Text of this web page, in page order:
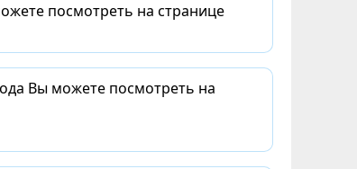
посмотреть на странице
Вы можете посмотреть на